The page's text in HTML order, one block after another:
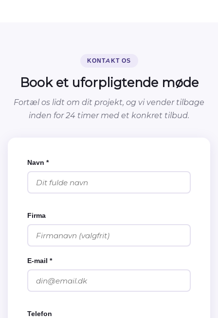
KONTAKT OS
Book et uforpligtende møde
Fortæl os lidt om dit projekt, og vi vender tilbage
inden for 24 timer med et konkret tilbud.
Navn *
Firma
E-mail *
Telefon